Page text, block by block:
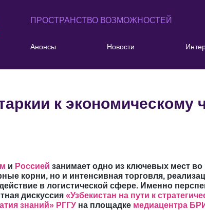
ПРОСТРАНСТВО ВОЗМОЖНОСТЕЙ
Анонсы Новости
к экономическому
и Россией занимает одно из ключевых мест
корни, но и интенсивная торговля,
в логистической сфере. Именно
дискуссия «Узбекистан на пути к
знаний» РГГУ на площадке медиацентра